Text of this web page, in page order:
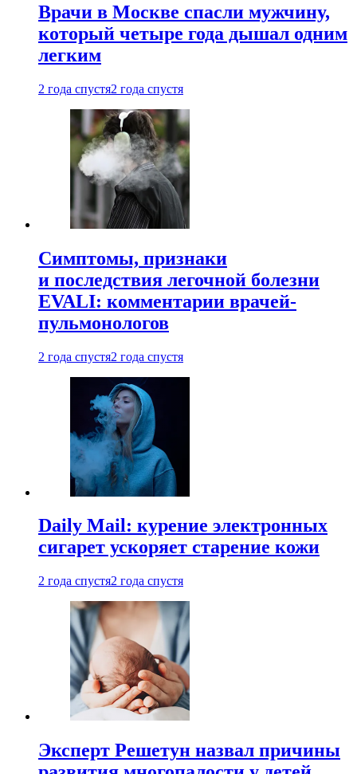
Врачи в Москве спасли мужчину,
который четыре года дышал одним
легким
2 года спустя2 года спустя
Симптомы, признаки
и последствия легочной болезни
EVALI: комментарии врачей-
пульмонологов
2 года спустя2 года спустя
Daily Mail: курение электронных
сигарет ускоряет старение кожи
2 года спустя2 года спустя
Эксперт Решетун назвал причины